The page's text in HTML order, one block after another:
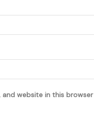
and website in this